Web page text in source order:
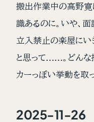
搬出作業中の高野寛
識あるのに。いや、
立入禁止の楽屋にい
と思って……。どんな
カーっぽい挙動を取っ
2025-11-26